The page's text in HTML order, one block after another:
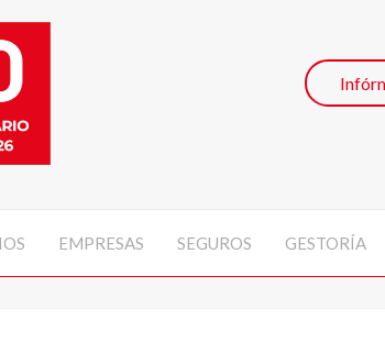
EMPRESAS SEGUROS GESTORÍA